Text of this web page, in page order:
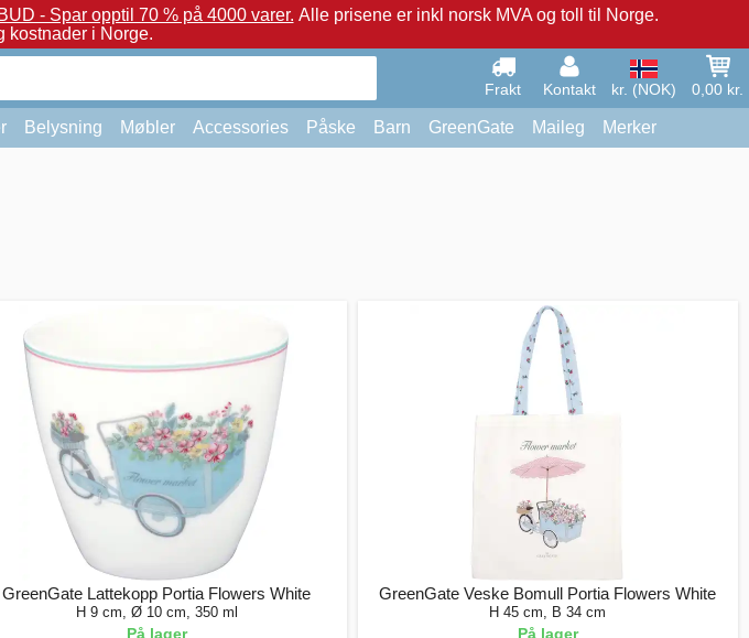
- Spar opptil 70 % på 4000 varer. Alle prisene er inkl norsk MVA og toll til Norge.
kostnader i Norge.
Frakt Kontakt kr. (NOK) 0,00 kr.
Belysning Møbler Accessories Påske Barn GreenGate Maileg Merker
GreenGate Lattekopp Portia Flowers White
H 9 cm, Ø 10 cm, 350 ml
På lager
GreenGate Veske Bomull Portia Flowers White
H 45 cm, B 34 cm
På lager